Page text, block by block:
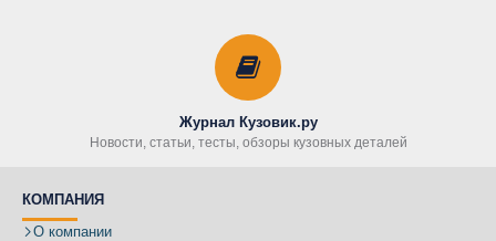
Журнал Кузовик.ру
Новости, статьи, тесты, обзоры кузовных деталей
КОМПАНИЯ
О компании